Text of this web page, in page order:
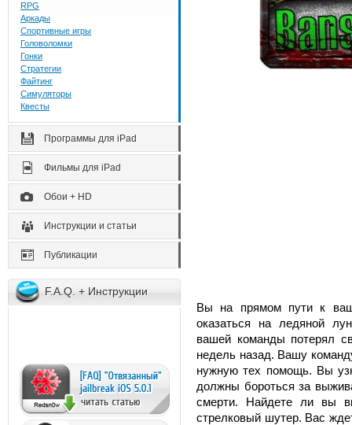
RPG
Аркады
Спортивные игры
Головоломки
Гонки
Стратегии
Файтинг
Симуляторы
Квесты
Программы для iPad
Фильмы для iPad
Обои + HD
Инструкции и статьи
Публикации
F.A.Q. + Инструкции
Вы на прямом пути к
оказаться на ледяной
вашей команды потерял
недель назад. Вашу
нужную тех помощь. Вы
должны бороться за
смерти. Найдете ли вы
стрелковый шутер. Вас